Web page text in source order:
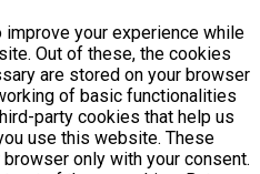
your experience while
Out of these, the cookies
are stored on your browser
of basic functionalities
party cookies that help us
use this website. These
only with your consent.